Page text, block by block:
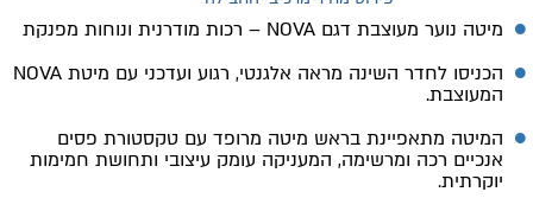
מיטה נוער מעוצבת דגם NOVA – רכות מודרנית ונוחות מפנקת
הכניסו לחדר השינה מראה אלגנטי, רגוע ועדכני עם מיטת NOVA
המעוצבת.
המיטה מתאפיינת בראש מיטה מרופד עם טקסטורת פסים
אנכיים רכה ומרשימה, המעניקה עומק עיצובי ותחושת חמימות
יוקרתית.